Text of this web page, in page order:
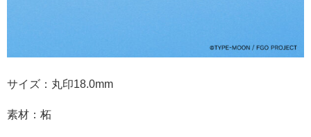
サイズ：丸印18.0mm
素材：柘